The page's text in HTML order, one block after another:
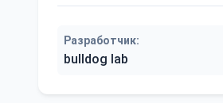
Разработчик:
bulldog lab